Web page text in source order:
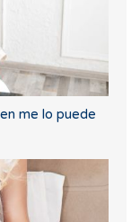
me lo puede